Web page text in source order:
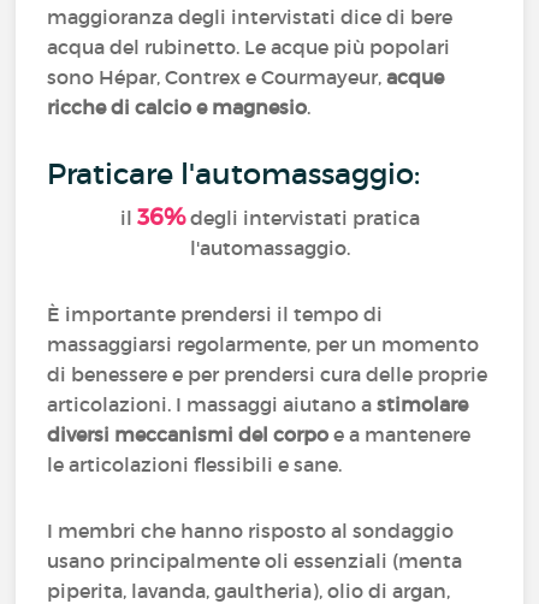
maggioranza degli intervistati dice di bere
acqua del rubinetto. Le acque più popolari
sono Hépar, Contrex e Courmayeur,acque
ricche di calcio e magnesio.
Praticare l'automassaggio:
il 36% degli intervistati pratica
l'automassaggio.
È importante prendersi il tempo di
massaggiarsi regolarmente, per un momento
di benessere e per prendersi cura delle proprie
articolazioni. I massaggi aiutano astimolare
diversi meccanismi del corpo e a mantenere
le articolazioni flessibili e sane.
I membri che hanno risposto al sondaggio
usano principalmente oli essenziali (menta
piperita, lavanda, gaultheria), olio di argan,